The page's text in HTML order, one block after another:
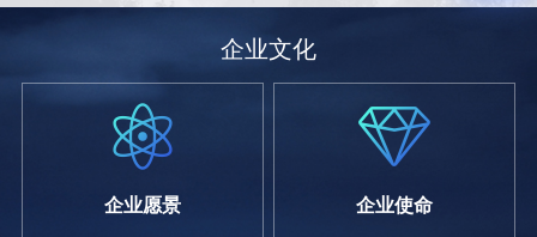
企业文化
企业愿景 企业使命